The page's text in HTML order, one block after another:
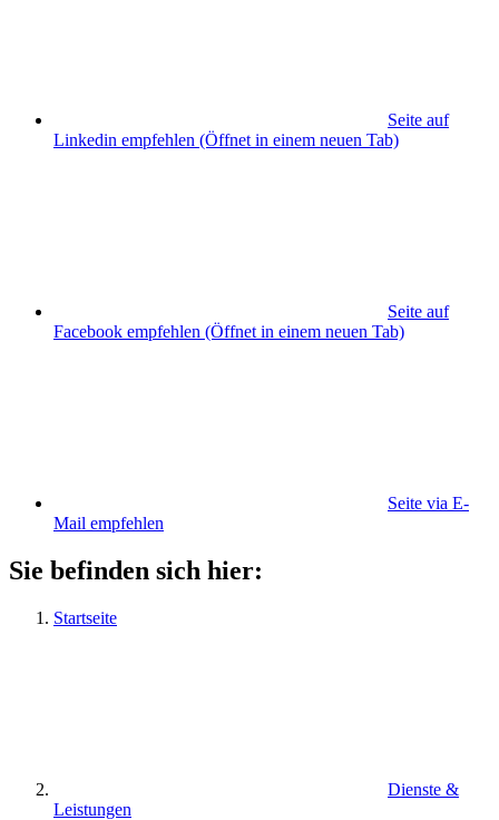
Seite auf
Linkedin empfehlen (Öffnet in einem neuen Tab)
Seite auf
Facebook empfehlen (Öffnet in einem neuen Tab)
Seite via E-
Mail empfehlen
Sie befinden sich hier:
Startseite
Dienste &
Leistungen